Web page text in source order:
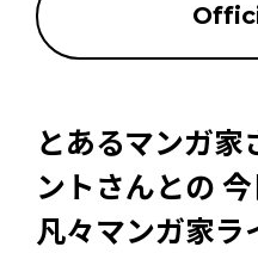
とあるマンガ家
ントさんとの
凡々マンガ家ラ